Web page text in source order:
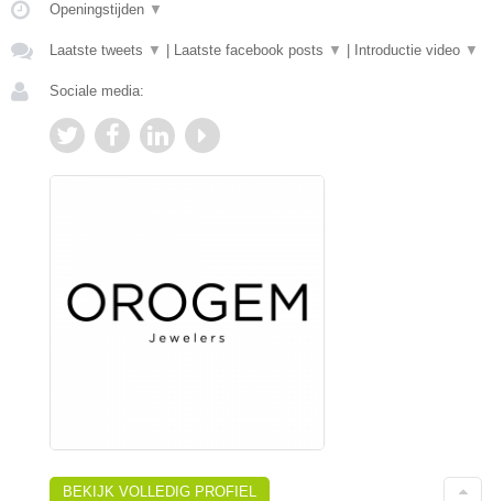
Openingstijden ▼
Laatste tweets ▼ Laatste facebook posts ▼ Introductie video ▼
Sociale media:
BEKIJK VOLLEDIG PROFIEL